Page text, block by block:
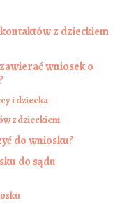
z dzieckiem
wniosek o
i dziecka
z dzieckiem
do wniosku?
do sądu